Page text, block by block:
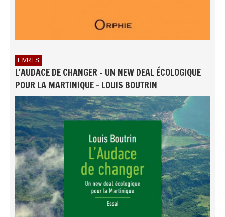
LIVRES
L'AUDACE DE CHANGER - UN NEW DEAL ÉCOLOGIQUE
POUR LA MARTINIQUE - LOUIS BOUTRIN